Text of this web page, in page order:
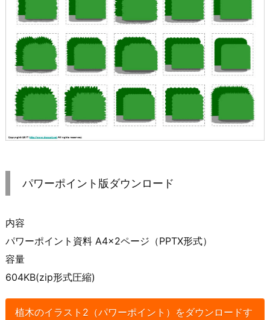
パワーポイント版ダウンロード
内容
パワーポイント資料 A4×2ページ（PPTX形式）
容量
604KB(zip形式圧縮)
植木のイラスト2（パワーポイント）をダウンロードす